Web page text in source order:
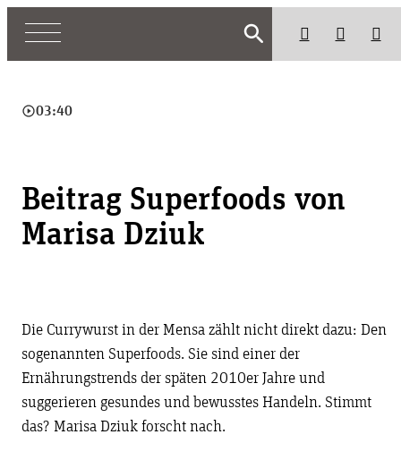
search
play_circle_outline03:40
Beitrag Superfoods von
Marisa Dziuk
Die Currywurst in der Mensa zählt nicht direkt dazu: Den
sogenannten Superfoods. Sie sind einer der
Ernährungstrends der späten 2010er Jahre und
suggerieren gesundes und bewusstes Handeln. Stimmt
das? Marisa Dziuk forscht nach.